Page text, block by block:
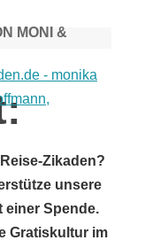
MONI &
Zikaden?
unsere
einer Spende.
Gratiskultur im